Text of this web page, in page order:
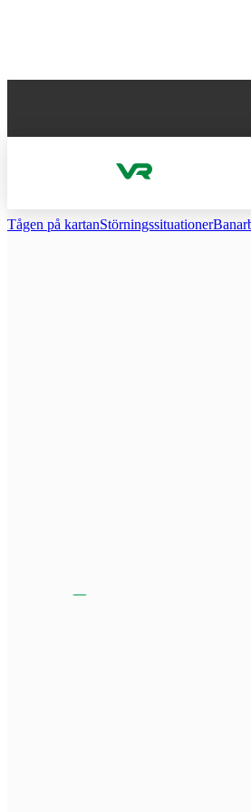
Tågen på kartanStörnings­situationer